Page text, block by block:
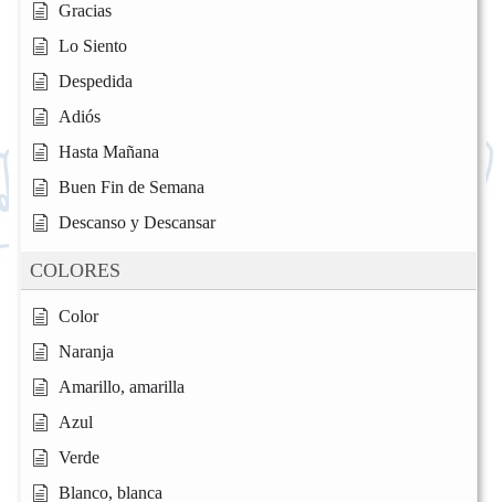
Gracias
Lo Siento
Despedida
Adiós
Hasta Mañana
Buen Fin de Semana
Descanso y Descansar
COLORES
Color
Naranja
Amarillo, amarilla
Azul
Verde
Blanco, blanca